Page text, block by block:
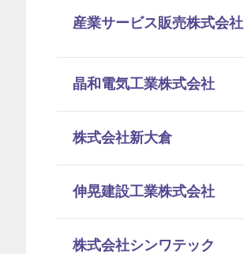
産業サービス販売株式会社
晶和電気工業株式会社
株式会社新大倉
伸晃建設工業株式会社
株式会社シンワテック